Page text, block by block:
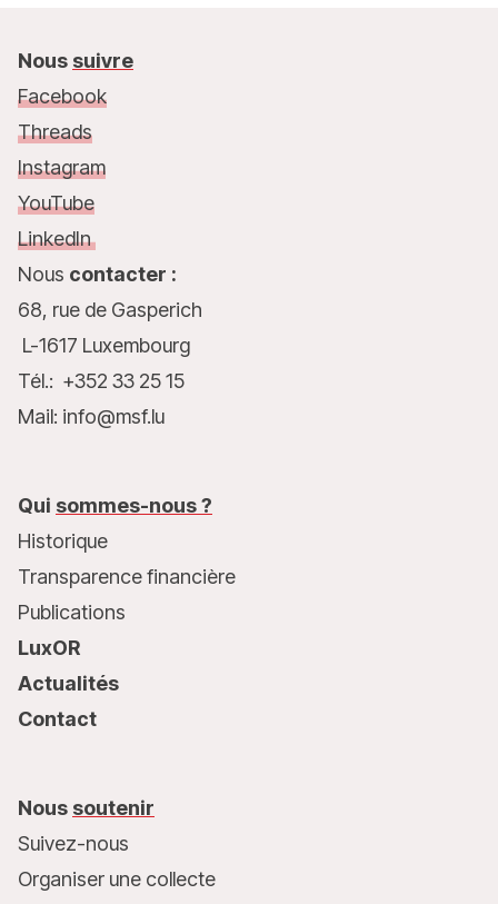
Nous suivre
Facebook
Threads
Instagram
YouTube
LinkedIn
Nous contacter :
68, rue de Gasperich
L-1617 Luxembourg
Tél.: +352 33 25 15
Mail: info@msf.lu
Qui sommes-nous ?
Historique
Transparence financière
Publications
LuxOR
Actualités
Contact
Nous soutenir
Suivez-nous
Organiser une collecte